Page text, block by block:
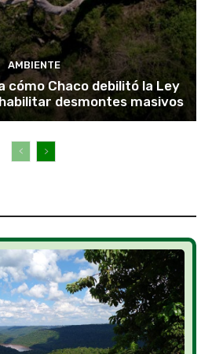
AMBIENTE
cómo Chaco debilitó la Ley
desmontes masivos